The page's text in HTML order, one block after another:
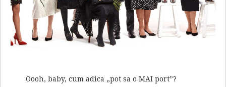
Oooh, baby, cum adica „pot sa o MAI port”?